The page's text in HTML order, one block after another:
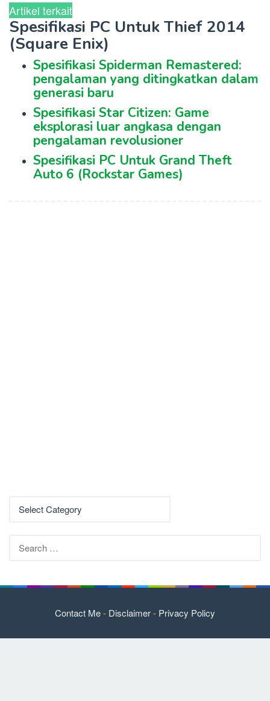
Artikel terkait
Spesifikasi PC Untuk Thief 2014
(Square Enix)
Spesifikasi Spiderman Remastered:
pengalaman yang ditingkatkan dalam
generasi baru
Spesifikasi Star Citizen: Game
eksplorasi luar angkasa dengan
pengalaman revolusioner
Spesifikasi PC Untuk Grand Theft
Auto 6 (Rockstar Games)
for:
Contact Me- Disclaimer- Privacy Policy